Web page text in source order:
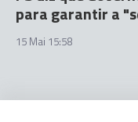
para garantir a
15 Mai 15:58